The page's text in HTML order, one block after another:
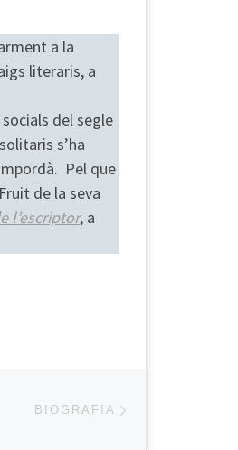
a la
literaris, a
del segle
s’ha
Pel que
de la seva
l’escriptor, a
BIOGRAFIA